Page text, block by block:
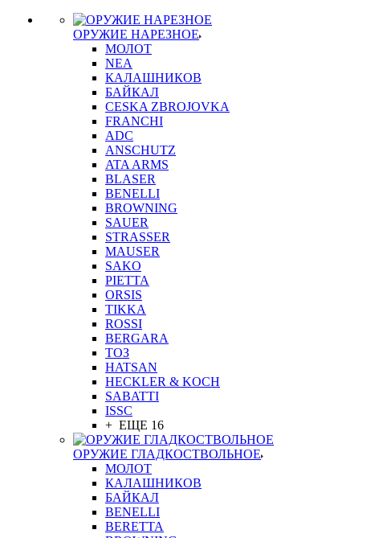
ОРУЖИЕ НАРЕЗНОЕ
МОЛОТ
NEA
КАЛАШНИКОВ
БАЙКАЛ
CESKA ZBROJOVKA
FRANCHI
ADC
ANSCHUTZ
ATA ARMS
BLASER
BENELLI
BROWNING
SAUER
STRASSER
MAUSER
SAKO
PIETTA
ORSIS
TIKKA
ROSSI
BERGARA
ТОЗ
HATSAN
HECKLER & KOCH
SABATTI
ISSC
+ ЕЩЕ 16
ОРУЖИЕ ГЛАДКОСТВОЛЬНОЕ
МОЛОТ
КАЛАШНИКОВ
БАЙКАЛ
BENELLI
BERETTA